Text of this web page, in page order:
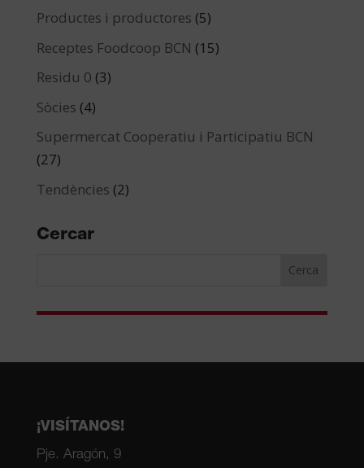
Productes i productores (5)
Receptes Foodcoop BCN (15)
Residu 0 (3)
Sòcies (4)
Supermercat Cooperatiu i Participatiu BCN
(27)
Tendències (2)
Cercar
¡VISÍTANOS!
Pje. Aragón, 9